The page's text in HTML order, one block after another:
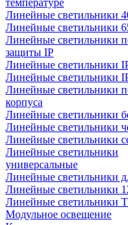
температуре
Линейные светильники
Линейные светильники
Линейные светильники
защиты IP
Линейные светильники
Линейные светильники
Линейные светильники
корпуса
Линейные светильники
Линейные светильники
Линейные светильники
Линейные светильники
универсальные
Линейные светильники
Линейные светильники
Линейные светильники
Модульное освещение